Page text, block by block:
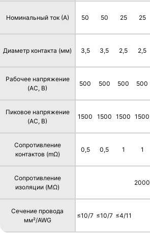
Номинальный ток (А)
Диаметр контакта (мм)
Рабочее напряжение
(AC, В)
Пиковое напряжение
(AC, В)
Сопротивление
контактов (mΩ)
Сопротивление
изоляции (MΩ)
Сечение провода
мм²/AWG
50
3,5
500
1500
0,5
≤10/7
50
3,5
500
1500
0,5
≤10/7
25
2,5
500
1500
1
≤4/11
25
2,5
500
1500
1
2000